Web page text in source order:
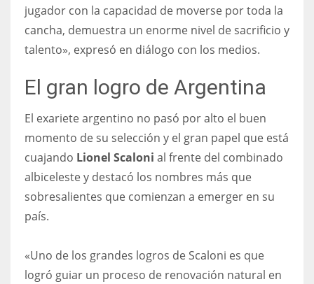
jugador con la capacidad de moverse por toda la
cancha, demuestra un enorme nivel de sacrificio y
talento», expresó en diálogo con los medios.
El gran logro de Argentina
El exariete argentino no pasó por alto el buen
momento de su selección y el gran papel que está
cuajando Lionel Scaloni al frente del combinado
albiceleste y destacó los nombres más que
sobresalientes que comienzan a emerger en su
país.
«​Uno de los grandes logros de Scaloni es que
logró guiar un proceso de renovación natural en